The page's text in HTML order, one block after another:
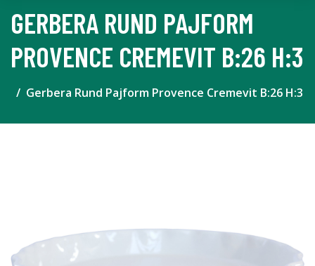
GERBERA RUND PAJFORM
PROVENCE CREMEVIT B:26 H:3
Gerbera Rund Pajform Provence Cremevit B:26 H:3